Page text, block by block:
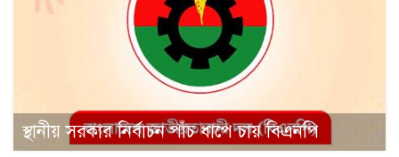
স্থানীয় সরকার নির্বাচন পাঁচ ধাপে চায় বিএনপি